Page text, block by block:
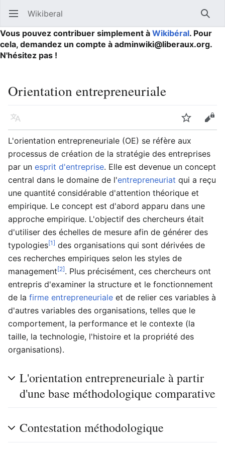
Ouvrir le menu principal Wikiberal
Vous pouvez contribuer simplement à Wikibéral. Pour
cela, demandez un compte à adminwiki@liberaux.org.
N'hésitez pas !
Orientation entrepreneuriale
Langue Suivre
L'orientation entrepreneuriale (OE) se réfère aux
processus de création de la stratégie des entreprises
par un esprit d'entreprise. Elle est devenue un concept
central dans le domaine de l'entrepreneuriat qui a reçu
une quantité considérable d'attention théorique et
empirique. Le concept est d'abord apparu dans une
approche empirique. L'objectif des chercheurs était
d'utiliser des échelles de mesure afin de générer des
typologies[1] des organisations qui sont dérivées de
ces recherches empiriques selon les styles de
management[2]. Plus précisément, ces chercheurs ont
entrepris d'examiner la structure et le fonctionnement
de la firme entrepreneuriale et de relier ces variables à
d'autres variables des organisations, telles que le
comportement, la performance et le contexte (la
taille, la technologie, l'histoire et la propriété des
organisations).
L'orientation entrepreneuriale à partir
d'une base méthodologique comparative
Contestation méthodologique